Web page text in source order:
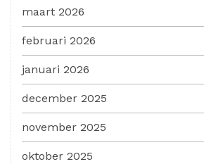
maart 2026
februari 2026
januari 2026
december 2025
november 2025
oktober 2025